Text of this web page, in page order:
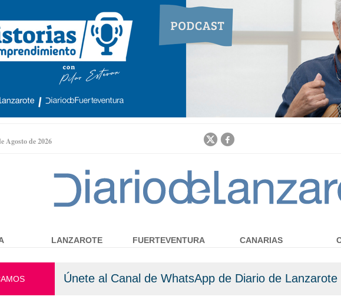
Jump to navigation
Agosto de 2026
Únete al Canal de WhatsApp de Diario de Lanzarote
LANZAROTE FUERTEVENTURA CANARIAS